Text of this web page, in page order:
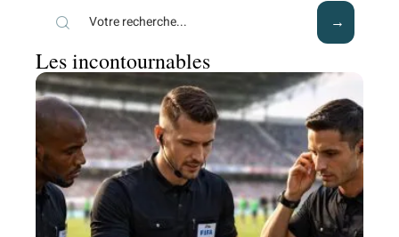
Les incontournables